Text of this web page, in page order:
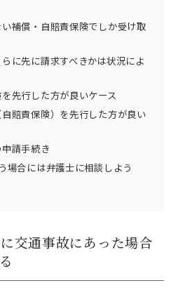
補償・自賠責保険でしか受け取
に先に請求すべきかは状況によ
先行した方が良いケース
賠責保険）を先行した方が良い
請手続き
場合には弁護士に相談しよう
交通事故にあった場合